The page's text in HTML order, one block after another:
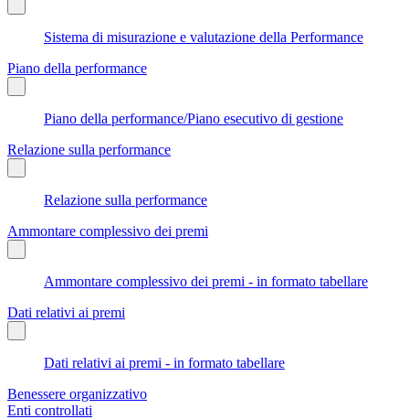
Sistema di misurazione e valutazione della Performance
Piano della performance
Piano della performance/Piano esecutivo di gestione
Relazione sulla performance
Relazione sulla performance
Ammontare complessivo dei premi
Ammontare complessivo dei premi - in formato tabellare
Dati relativi ai premi
Dati relativi ai premi - in formato tabellare
Benessere organizzativo
Enti controllati